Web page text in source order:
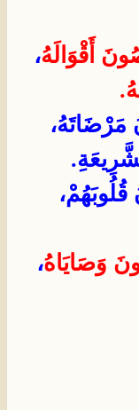
أَقْوَالَهُ،
مَرْضَاتَهُ،
قُلُوبَهُمْ،
وَصَايَاهُ،